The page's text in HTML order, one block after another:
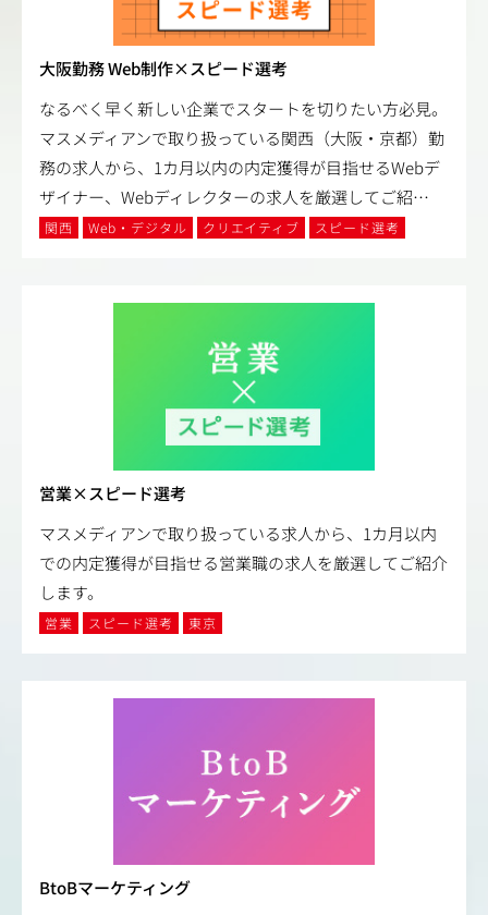
大阪勤務 Web制作×スピード選考
なるべく早く新しい企業でスタートを切りたい方必見。
マスメディアンで取り扱っている関西（大阪・京都）勤
務の求人から、1カ月以内の内定獲得が目指せるWebデ
ザイナー、Webディレクターの求人を厳選してご紹…
関西 Web・デジタル クリエイティブ スピード選考
営業×スピード選考
マスメディアンで取り扱っている求人から、1カ月以内
での内定獲得が目指せる営業職の求人を厳選してご紹介
します。
営業 スピード選考 東京
BtoBマーケティング